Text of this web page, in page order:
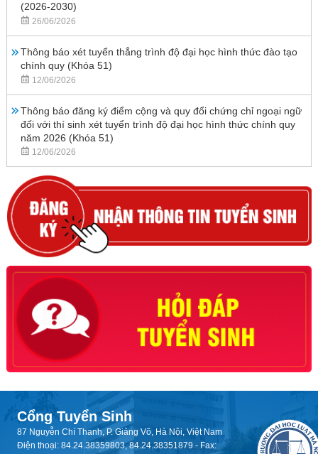
(2026-2030)
26/06/2026
Thông báo xét tuyển thẳng trình độ đại học hình thức đào tạo
chính quy (Khóa 51)
12/06/2026
Thông báo đăng ký điểm cộng và quy đổi chứng chỉ ngoại ngữ
đối với thí sinh xét tuyển trình độ đại học hình thức chính quy
năm 2026 (Khóa 51)
12/06/2026
Cổng Tuyển Sinh
87 Nguyễn Chí Thanh, P. Giảng Võ, Hà Nội, Việt Nam
Điện thoại: 84.24.38359803, 84.24.38351879 - Fax: